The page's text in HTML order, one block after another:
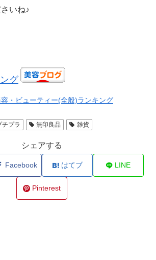
いね♪
グ
容・ビューティー(全般)ランキング
チプラ 無印良品 雑貨
シェアする
Facebook はてブ LINE
Pinterest